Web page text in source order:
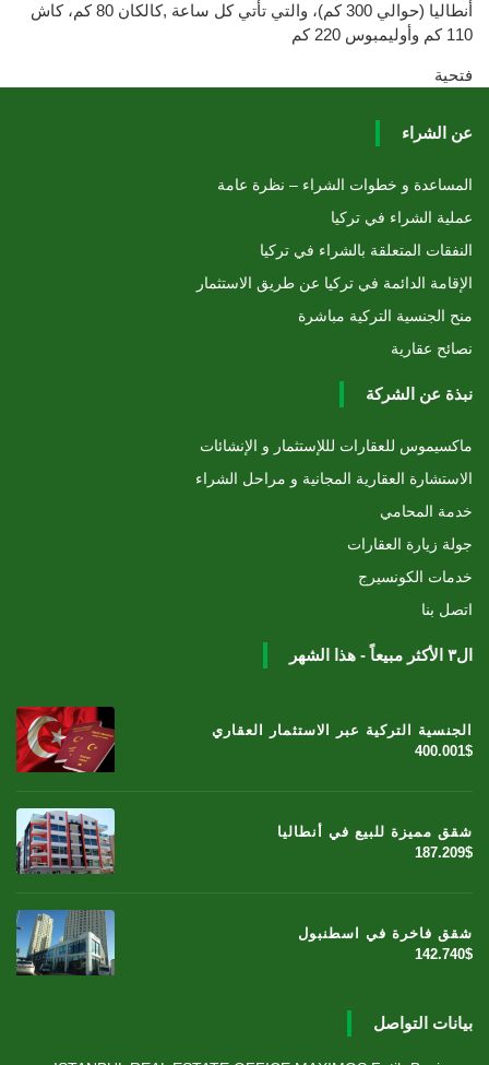
أنطاليا (حوالي 300 كم)، والتي تأتي كل ساعة ,كالكان 80 كم، كاش
110 كم وأوليمبوس 220 كم
فتحية
عن الشراء
المساعدة و خطوات الشراء – نظرة عامة
عملية الشراء في تركيا
النفقات المتعلقة بالشراء في تركيا
الإقامة الدائمة في تركيا عن طريق الاستثمار
منح الجنسية التركية مباشرة
نصائح عقارية
نبذة عن الشركة
ماكسيموس للعقارات لللإستثمار و الإنشائات
الاستشارة العقارية المجانية و مراحل الشراء
خدمة المحامي
جولة زيارة العقارات
خدمات الكونسيرج
اتصل بنا
ال٣ الأكثر مبيعاً - هذا الشهر
الجنسية التركية عبر الاستثمار العقاري
400.001$
شقق مميزة للبيع في أنطاليا
187.209$
شقق فاخرة في اسطنبول
142.740$
بيانات التواصل